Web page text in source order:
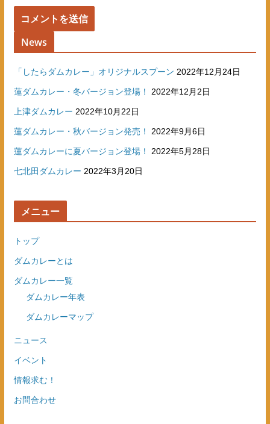
News
「したらダムカレー」オリジナルスプーン 2022年12月24日
蓮ダムカレー・冬バージョン登場！ 2022年12月2日
上津ダムカレー 2022年10月22日
蓮ダムカレー・秋バージョン発売！ 2022年9月6日
蓮ダムカレーに夏バージョン登場！ 2022年5月28日
七北田ダムカレー 2022年3月20日
メニュー
トップ
ダムカレーとは
ダムカレー一覧
ダムカレー年表
ダムカレーマップ
ニュース
イベント
情報求む！
お問合わせ